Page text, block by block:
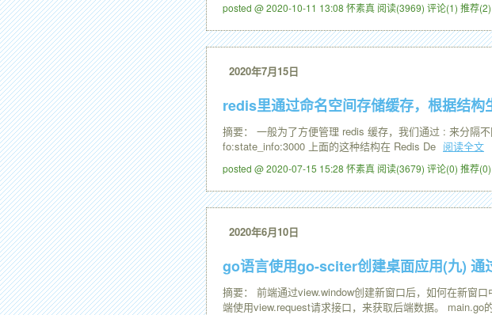
posted @ 2020-10-11 13:08 怀素真 阅读(3969) 评论(1) 推荐(2)
2020年7月15日
redis里通过命名空间存储缓存，根据结构
摘要： 一般为了方便管理 redis 缓存，我们通过 : 来分隔
fo:state_info:3000 上面的这种结构在 Redis De 阅读全文
posted @ 2020-07-15 15:28 怀素真 阅读(3679) 评论(0) 推荐(0)
2020年6月10日
go语言使用go-sciter创建桌面应用(九)
摘要： 前端通过view.window创建新窗口后，如何在新窗
端使用view.request请求接口，来获取后端数据。 main.go